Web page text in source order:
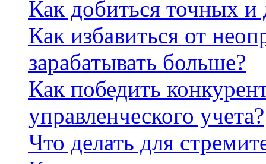
Как добиться точных
Как избавиться от
зарабатывать больше?
Как победить
управленческого учета?
Что делать для